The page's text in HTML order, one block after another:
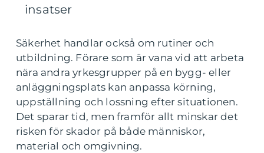
insatser
Säkerhet handlar också om rutiner och
utbildning. Förare som är vana vid att arbeta
nära andra yrkesgrupper på en bygg- eller
anläggningsplats kan anpassa körning,
uppställning och lossning efter situationen.
Det sparar tid, men framför allt minskar det
risken för skador på både människor,
material och omgivning.